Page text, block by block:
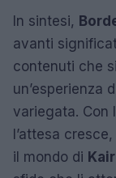
In sintesi,
avanti
contenuti che
un’esperienza
variegata. Con
l’attesa
il mondo di